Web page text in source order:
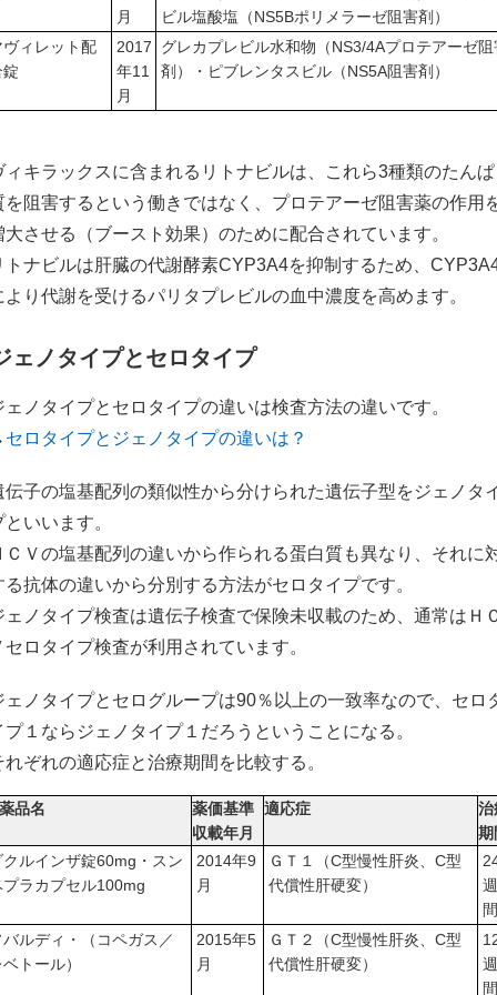
月
ビル塩酸塩（NS5Bポリメラーゼ阻害剤）
ヴィレット配
2017
年11
月
グレカプレビル水和物（NS3/4Aプロテアーゼ阻
剤）・ピブレンタスビル（NS5A阻害剤）
ィキラックスに含まれるリトナビルは、これら3種類のたんぱ
を阻害するという働きではなく、プロテアーゼ阻害薬の作用
大させる（ブースト効果）のために配合されています。
トナビルは肝臓の代謝酵素CYP3A4を抑制するため、
より代謝を受けるパリタプレビルの血中濃度を高めます。
ェノタイプとセロタイプ
ェノタイプとセロタイプの違いは検査方法の違いです。
セロタイプとジェノタイプの違いは？
伝子の塩基配列の類似性から分けられた遺伝子型をジェノタ
といいます。
ＣＶの塩基配列の違いから作られる蛋白質も異なり、それに
る抗体の違いから分別する方法がセロタイプです。
ェノタイプ検査は遺伝子検査で保険未収載のため、通常はＨＣ
セロタイプ検査が利用されています。
ェノタイプとセログループは90％以上の一致率なので、セロ
プ１ならジェノタイプ１だろうということになる。
れぞれの適応症と治療期間を比較する。
品名
薬価基準
収載年月
適応症
治
期
クルインザ錠60mg・スン
プラカプセル100mg
2014年9
月
ＧＴ１（C型慢性肝炎、C型
代償性肝硬変）
週
間
バルディ・（コペガス／
トール）
2015年5
月
ＧＴ２（C型慢性肝炎、C型
代償性肝硬変）
週
間